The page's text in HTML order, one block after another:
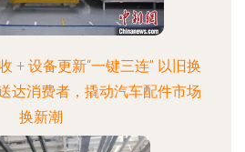
+ 设备更新“一键三连” 以旧换
达消费者，撬动汽车配件市场
换新潮
2026-08-06 22:19:52